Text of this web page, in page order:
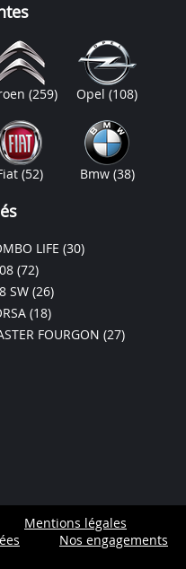
(259) Opel(108)
(52) Bmw (38)
LIFE (30)
(72)
SW (26)
(18)
FOURGON (27)
Mentions légales
Nos engagements